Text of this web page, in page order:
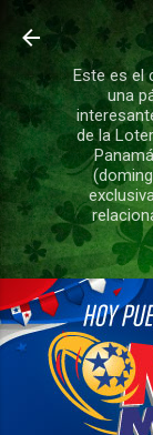
Este es el
una
de la